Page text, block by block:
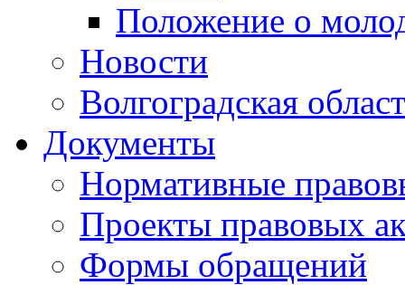
Положение о
Новости
Волгоградская
Документы
Нормативные
Проекты правовых
Формы обращений